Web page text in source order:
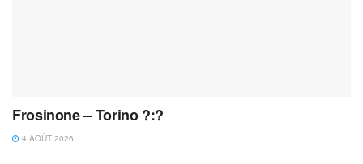
Frosinone – Torino ?:?
4 AOÛT 2026